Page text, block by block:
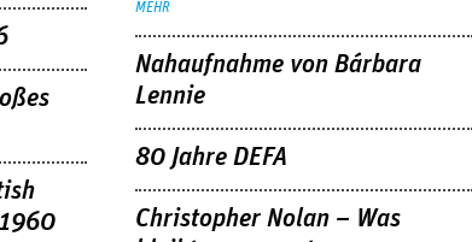
MEHR
Nahaufnahme von Bárbara
Lennie
80 Jahre DEFA
Christopher Nolan – Was